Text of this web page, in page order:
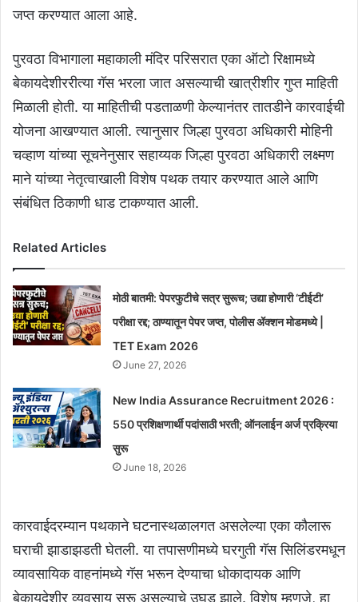
जप्त करण्यात आला आहे.
पुरवठा विभागाला महाकाली मंदिर परिसरात एका ऑटो रिक्षामध्ये
बेकायदेशीररीत्या गॅस भरला जात असल्याची खात्रीशीर गुप्त माहिती
मिळाली होती. या माहितीची पडताळणी केल्यानंतर तातडीने कारवाईची
योजना आखण्यात आली. त्यानुसार जिल्हा पुरवठा अधिकारी मोहिनी
चव्हाण यांच्या सूचनेनुसार सहाय्यक जिल्हा पुरवठा अधिकारी लक्ष्मण
माने यांच्या नेतृत्वाखाली विशेष पथक तयार करण्यात आले आणि
संबंधित ठिकाणी धाड टाकण्यात आली.
Related Articles
मोठी बातमी: पेपरफुटीचे सत्र सुरूच; उद्या होणारी ‘टीईटी’
परीक्षा रद्द; ठाण्यातून पेपर जप्त, पोलीस ॲक्शन मोडमध्ये |
TET Exam 2026
June 27, 2026
New India Assurance Recruitment 2026 :
550 प्रशिक्षणार्थी पदांसाठी भरती; ऑनलाईन अर्ज प्रक्रिया
सुरू
June 18, 2026
कारवाईदरम्यान पथकाने घटनास्थळालगत असलेल्या एका कौलारू
घराची झाडाझडती घेतली. या तपासणीमध्ये घरगुती गॅस सिलिंडरमधून
व्यावसायिक वाहनांमध्ये गॅस भरून देण्याचा धोकादायक आणि
बेकायदेशीर व्यवसाय सुरू असल्याचे उघड झाले. विशेष म्हणजे, हा